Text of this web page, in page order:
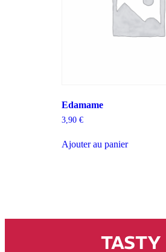
Edamame
3,90 €
Ajouter au panier